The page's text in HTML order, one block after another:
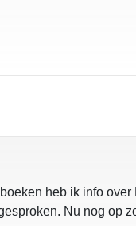
heb ik info
Nu nog op